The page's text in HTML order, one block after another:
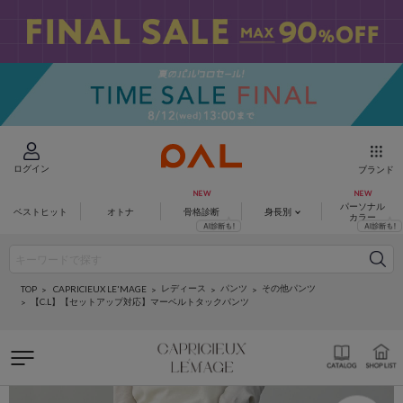
ログイン ブランド
ベストヒット オトナ 骨格診断 身長別
パーソナル
カラー
TOP CAPRICIEUX LE'MAGE レディース パンツ
その他パンツ
【C.L】【セットアップ対応】マーベルトタックパンツ